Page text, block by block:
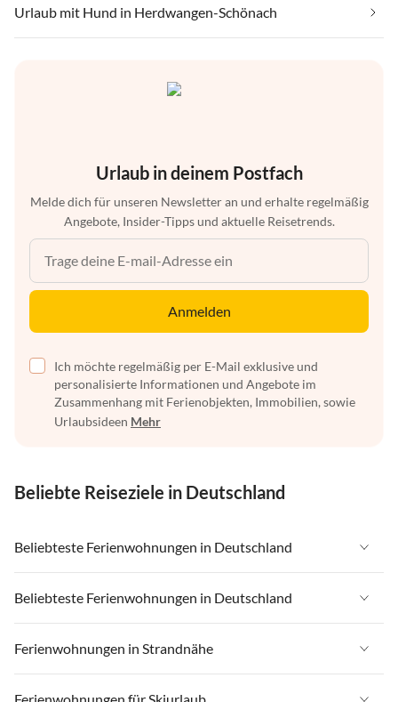
Urlaub mit Hund in Herdwangen-Schönach
Urlaub in deinem Postfach
Melde dich für unseren Newsletter an und erhalte regelmäßig
Angebote, Insider-Tipps und aktuelle Reisetrends.
Anmelden
Ich möchte regelmäßig per E-Mail exklusive und
personalisierte Informationen und Angebote im
Zusammenhang mit Ferienobjekten, Immobilien, sowie
Urlaubsideen Mehr
Beliebte Reiseziele in Deutschland
Beliebteste Ferienwohnungen in Deutschland
Ferienwohnungen in Deutschland
Ferienwohnungen in Ostsee
Ferienwohnungen in Nordsee
Beliebteste Ferienwohnungen in Deutschland
Ferienwohnungen in Deutschland
Ferienwohnungen in Ostsee
Ferienwohnungen in Strandnähe
Ferienwohnungen in Strandnähe in Deutschland